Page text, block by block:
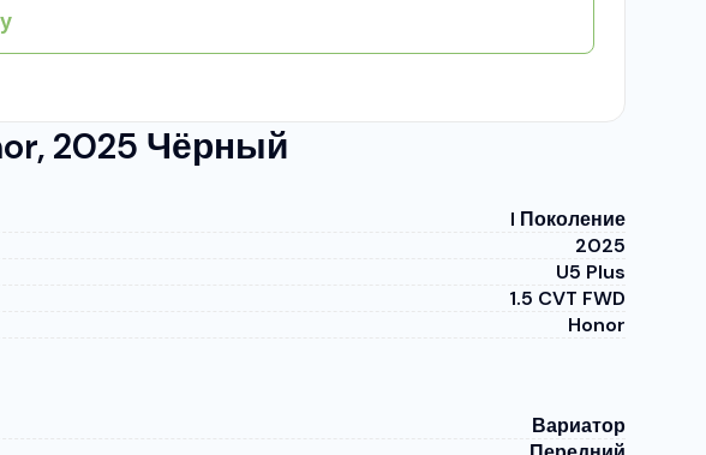
2025 Чёрный
I Поколение
2025
U5 Plus
1.5 CVT FWD
Honor
Вариатор